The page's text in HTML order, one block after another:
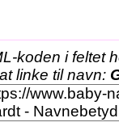
koden i feltet
linke til navn: